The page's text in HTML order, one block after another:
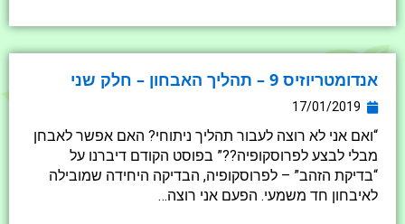
אנדומטריוזיס 9 – תהליך האבחון – חלק שני
17/01/2019
“ואם אני לא רוצה לעבור תהליך ניתוחי? האם אפשר לאבחן
מבלי לבצע לפרוסקופיה??” בפוסט הקודם דיברנו על
“בדיקת הזהב” – לפרוסקופיה, הבדיקה היחידה שמובילה
לאיבחון חד משמעי. הפעם אני רוצה…